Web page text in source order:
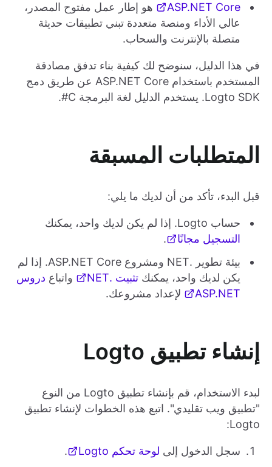
ASP.NET Core
هو إطار عمل مفتوح المصدر،
عالي الأداء ومنصة متعددة تبني تطبيقات حديثة
متصلة بالإنترنت والسحاب.
في هذا الدليل، سنوضح لك كيفية بناء تدفق مصادقة
المستخدم باستخدام ASP.NET Core عن طريق دمج
Logto SDK. يستخدم الدليل لغة البرمجة C#.
المتطلبات المسبقة
قبل البدء، تأكد من أن لديك ما يلي:
حساب Logto. إذا لم يكن لديك واحد، يمكنك
التسجيل مجانًا
.
بيئة تطوير .NET ومشروع ASP.NET Core. إذا لم
يكن لديك واحد، يمكنك تثبيت .NET واتباع دروس
ASP.NET
لإعداد مشروعك.
إنشاء تطبيق Logto
لبدء الاستخدام، قم بإنشاء تطبيق Logto من النوع
"تطبيق ويب تقليدي". اتبع هذه الخطوات لإنشاء تطبيق
Logto:
سجل الدخول إلى لوحة تحكم Logto
.